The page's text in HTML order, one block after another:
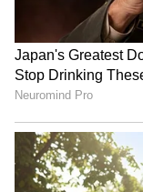
ತಮ್ಮ ಮಗನ
ತನಿಖೆಯ ನಂತರ
ಕನ್ಜಾ ಎಂಬ
ಹೆಣ್ಣಲ್ಲ, ಬದಲಾಗಿ
ಪತ್ತೆಯಾಗಿದೆ.